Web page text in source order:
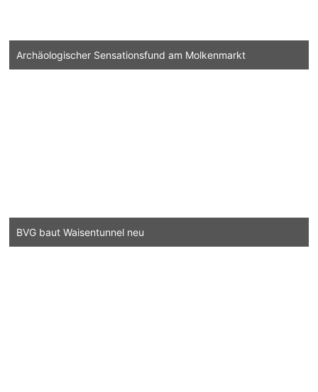
Archäologischer Sensationsfund am Molkenmarkt
BVG baut Waisentunnel neu